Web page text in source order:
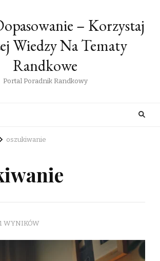
– Korzystaj
Wiedzy Na Tematy
Randkowe
Portal Poradnik Randkowy
oszukiwanie
WYNIKÓW